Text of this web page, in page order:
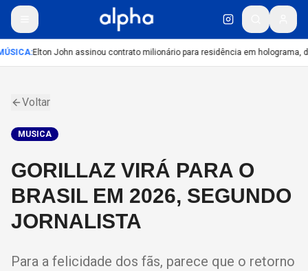
:Elton John assinou contrato milionário para residência em holograma,
Voltar
MUSICA
GORILLAZ VIRÁ PARA O
BRASIL EM 2026, SEGUNDO
JORNALISTA
Para a felicidade dos fãs, parece que o retorno